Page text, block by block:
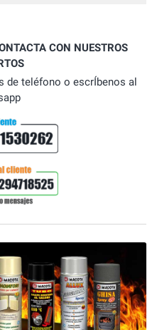
CON NUESTROS
de teléfono o escrÍbenos al